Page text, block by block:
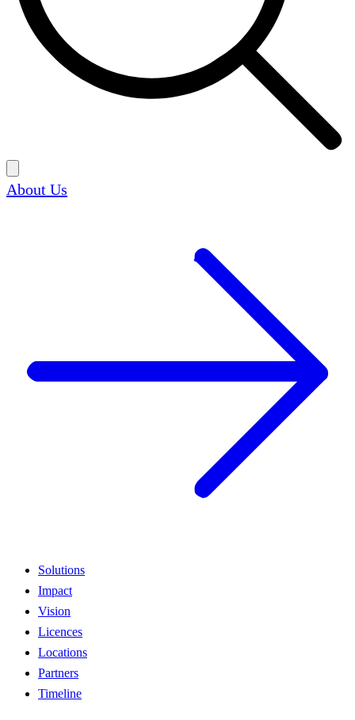
About Us
Solutions
Impact
Vision
Licences
Locations
Partners
Timeline